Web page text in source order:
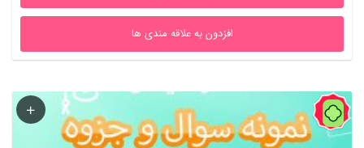
افزدون به علاقه مندی ها
44%